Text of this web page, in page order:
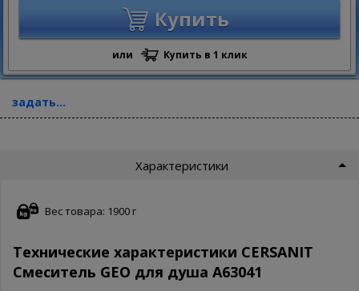
Купить
или Купить в 1 клик
задать...
Характеристики
Вес товара: 1900 г
Технические характеристики CERSANIT
Смеситель GEO для душа А63041